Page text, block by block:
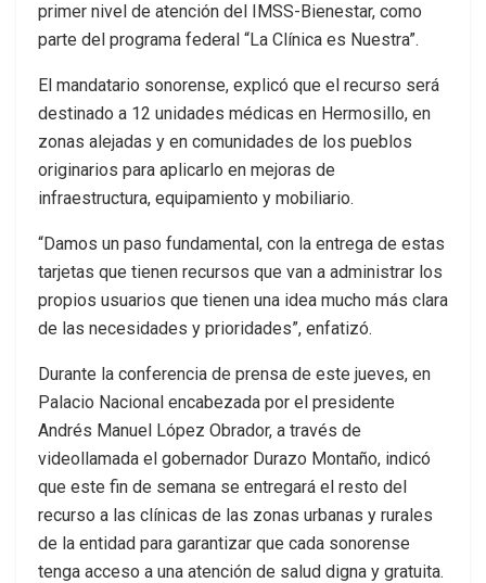
primer nivel de atención del IMSS-Bienestar, como
parte del programa federal “La Clínica es Nuestra”.
El mandatario sonorense, explicó que el recurso será
destinado a 12 unidades médicas en Hermosillo, en
zonas alejadas y en comunidades de los pueblos
originarios para aplicarlo en mejoras de
infraestructura, equipamiento y mobiliario.
“Damos un paso fundamental, con la entrega de estas
tarjetas que tienen recursos que van a administrar los
propios usuarios que tienen una idea mucho más clara
de las necesidades y prioridades”, enfatizó.
Durante la conferencia de prensa de este jueves, en
Palacio Nacional encabezada por el presidente
Andrés Manuel López Obrador, a través de
videollamada el gobernador Durazo Montaño, indicó
que este fin de semana se entregará el resto del
recurso a las clínicas de las zonas urbanas y rurales
de la entidad para garantizar que cada sonorense
tenga acceso a una atención de salud digna y gratuita.